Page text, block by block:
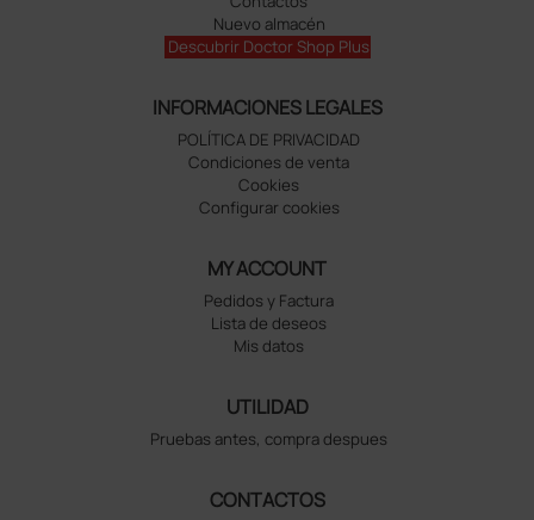
Nuevo almacén
Descubrir Doctor Shop Plus
INFORMACIONES LEGALES
POLÍTICA DE PRIVACIDAD
Condiciones de venta
Cookies
Configurar cookies
MY ACCOUNT
Pedidos y Factura
Lista de deseos
Mis datos
UTILIDAD
Pruebas antes, compra despues
CONTACTOS